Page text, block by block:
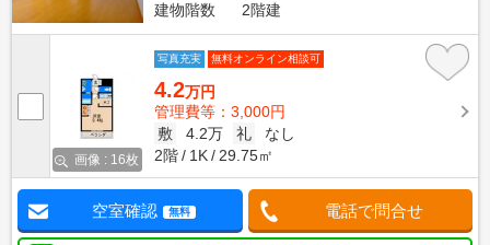
建物階数
2階建
画像 : 16枚
写真充実 無料オンライン相談可
4.2万円
管理費等：3,000円
敷
4.2万 礼
なし
2階
1K 29.75㎡
空室確認 無料 電話で問合せ